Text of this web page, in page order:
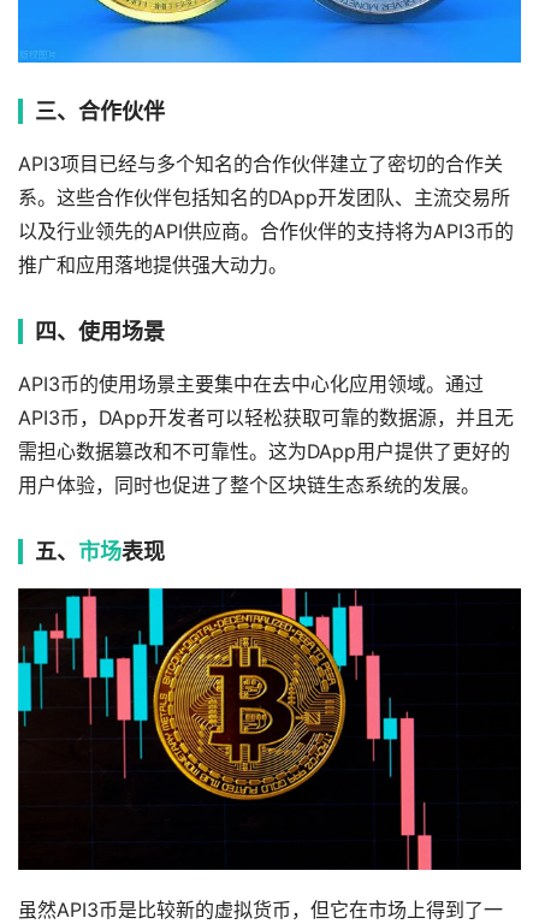
三、合作伙伴
API3项目已经与多个知名的合作伙伴建立了密切的合作关
系。这些合作伙伴包括知名的DApp开发团队、主流交易所
以及行业领先的API供应商。合作伙伴的支持将为API3币的
推广和应用落地提供强大动力。
四、使用场景
API3币的使用场景主要集中在去中心化应用领域。通过
API3币，DApp开发者可以轻松获取可靠的数据源，并且无
需担心数据篡改和不可靠性。这为DApp用户提供了更好的
用户体验，同时也促进了整个区块链生态系统的发展。
五、 市场表现
虽然API3币是比较新的虚拟货币，但它在市场上得到了一